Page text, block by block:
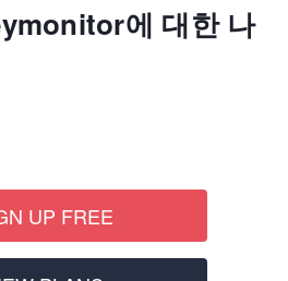
에 대한 나
UP FREE